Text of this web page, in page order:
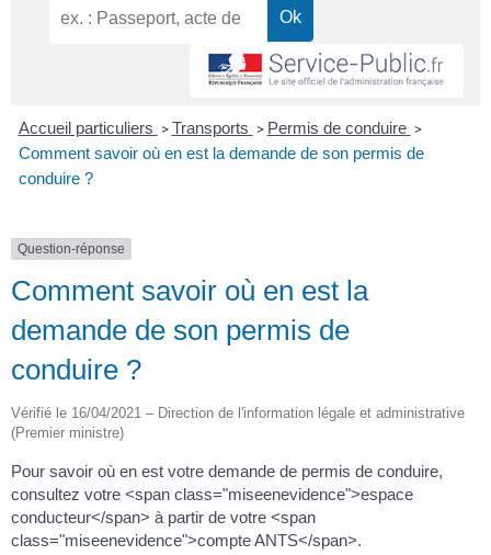
Accueil particuliers > Transports > Permis de conduire >
Comment savoir où en est la demande de son permis de
conduire ?
Question-réponse
Comment savoir où en est la
demande de son permis de
conduire ?
Vérifié le 16/04/2021 – Direction de l'information légale et administrative
(Premier ministre)
Pour savoir où en est votre demande de permis de conduire,
consultez votre <span class="miseenevidence">espace
conducteur</span> à partir de votre <span
class="miseenevidence">compte ANTS</span>.